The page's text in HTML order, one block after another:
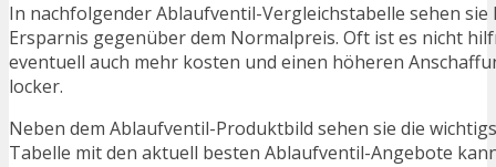
In nachfolgender Ablaufventil-Vergleichstabelle sehen
Ersparnis gegenüber dem Normalpreis. Oft ist es nicht
eventuell auch mehr kosten und einen höheren
locker.
Neben dem Ablaufventil-Produktbild sehen sie die
Tabelle mit den aktuell besten Ablaufventil-Angebote